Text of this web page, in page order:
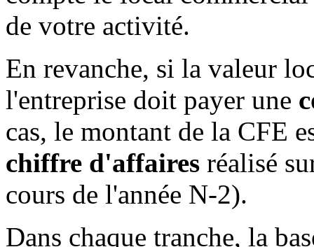
de votre activité.
En revanche, si la valeur
l'entreprise doit payer une
cas, le montant de la CFE
chiffre d'affaires réalisé
cours de l'année N-2).
Dans chaque tranche, la